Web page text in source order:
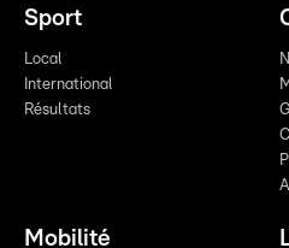
Sport
Local
International
Résultats
Mobilité